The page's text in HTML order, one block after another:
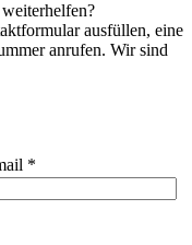
ausfüllen, eine
anrufen. Wir sind
*